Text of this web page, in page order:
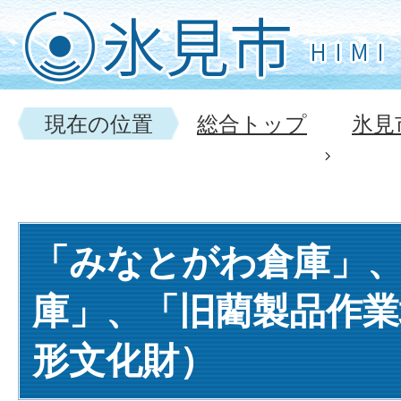
現在の位置 総合トップ 氷
「みなとがわ倉庫」
庫」、「旧藺製品作
形文化財）